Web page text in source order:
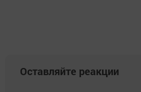
Оставляйте реакции